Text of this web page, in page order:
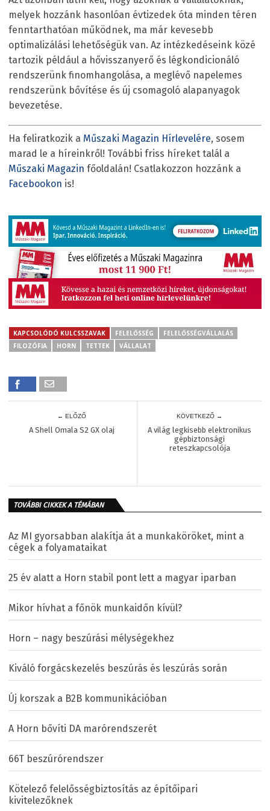
melyek hozzánk hasonlóan évtizedek óta minden téren
fenntarthatóan működnek, ma már kevesebb
optimalizálási lehetőségük van. Az intézkedéseink közé
tartozik például a hővisszanyerő és légkondicionáló
rendszerünk finomhangolása, a meglévő napelemes
rendszerünk bővítése és új csomagoló alapanyagok
bevezetése.
Ha feliratkozik a Műszaki Magazin Hírlevelére, sosem
marad le a híreinkről! További friss híreket talál a
Műszaki Magazin főoldalán! Csatlakozzon hozzánk a
Facebookon is!
KAPCSOLÓDÓ KULCSSZAVAK FELELŐSSÉG
FELELŐSSÉGVÁLLALÁS
FILOZÓFIA
HORN TETTEK VÁLLALAT
← ELŐZŐ
A Shell Omala S2 GX olaj
KÖVETKEZŐ →
A világ legkisebb elektronikus
gépbiztonsági
reteszkapcsolója
TOVÁBBI CIKKEK A TÉMÁBAN
Az MI gyorsabban alakítja át a munkaköröket, mint a
cégek a folyamataikat
25 év alatt a Horn stabil pont lett a magyar iparban
Mikor hívhat a főnök munkaidőn kívül?
Horn – nagy beszúrási mélységekhez
Kiváló forgácskezelés beszúrás és leszúrás során
Új korszak a B2B kommunikációban
A Horn bővíti DA marórendszerét
66T beszúrórendszer
Kötelező felelősségbiztosítás az építőipari
kivitelezőknek